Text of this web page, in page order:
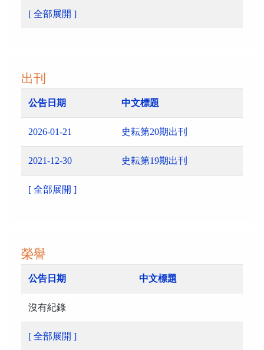
[ 全部展開 ]
出刊
公告日期 中文標題
2026-01-21 史耘第20期出刊
2021-12-30 史耘第19期出刊
[ 全部展開 ]
榮譽
公告日期 中文標題
沒有紀錄
[ 全部展開 ]